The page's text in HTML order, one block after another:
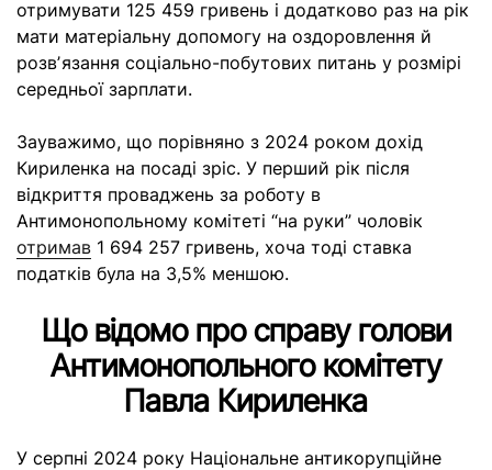
отримувати 125 459 гривень і додатково раз на рік
мати матеріальну допомогу на оздоровлення й
розвʼязання соціально-побутових питань у розмірі
середньої зарплати.
Зауважимо, що порівняно з 2024 роком дохід
Кириленка на посаді зріс. У перший рік після
відкриття проваджень за роботу в
Антимонопольному комітеті “на руки” чоловік
отримав 1 694 257 гривень, хоча тоді ставка
податків була на 3,5% меншою.
Що відомо про справу голови
Антимонопольного комітету
Павла Кириленка
У серпні 2024 року Національне антикорупційне